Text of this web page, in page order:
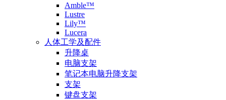
Amble™
Lustre
Lily™
Lucera
人体工学及配件
升降桌
电脑支架
笔记本电脑升降支架
支架
键盘支架